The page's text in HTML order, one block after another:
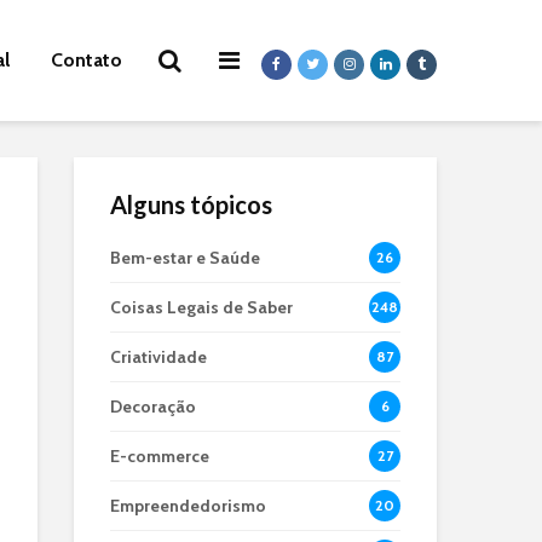
Contato
Alguns tópicos
Bem-estar e Saúde 26
Coisas Legais de Saber 248
Criatividade 87
Decoração 6
E-commerce 27
Empreendedorismo 20